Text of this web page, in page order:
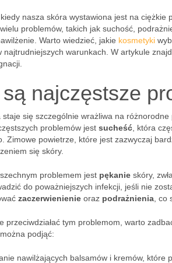
nasza skóra wystawiona jest na
problemów, takich jak suchość,
Warto wiedzieć, jakie kosmetyki
najtrudniejszych warunkach. W artykule
najczęstsze
się szczególnie wrażliwa na
problemów jest sucheść , która
Zimowe powietrze, które jest zazwyczaj
się skóry.
problemem jest pękanie skóry,
do poważniejszych infekcji, jeśli nie
zaczerwienienie oraz podrażnienia ,
przeciwdziałać tym problemom, warto
podjąć:
nawilżających balsamów i kremów, które